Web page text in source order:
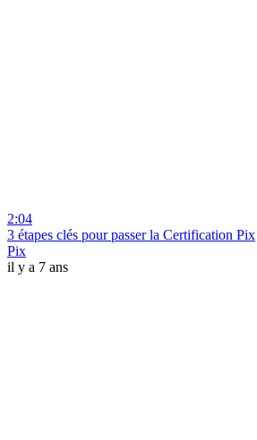
2:04
3 étapes clés pour passer la Certification Pix
Pix
il y a 7 ans